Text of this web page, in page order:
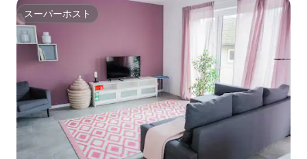
スーパーホスト
スーパーホスト